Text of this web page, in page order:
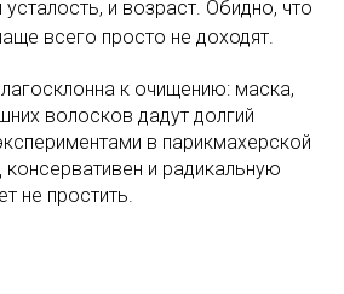
и возраст. Обидно, что
всего просто не доходят.
к очищению: маска,
волосков дадут долгий
в парикмахерской
консервативен и радикальную
не простить.